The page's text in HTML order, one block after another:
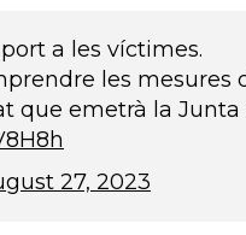
a les víctimes.
les mesures
que emetrà la
27, 2023